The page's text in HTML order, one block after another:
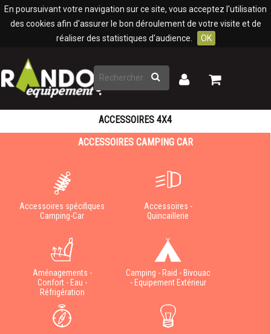
En poursuivant votre navigation sur ce site, vous acceptez l'utilisation
des cookies afin d'assurer le bon déroulement de votre visite et de
réaliser des statistiques d'audience.
OK
Rechercher
Mon
Mon
ACCESSOIRES 4X4
ACCESSOIRES CAMPING CAR
Accessoires spécifiques
Camping-Car
Accessoires -
Quincaillerie
Aménagements -
Confort - Eau -
Réfrigération
Camping - Raid - Bivouac
- Equipement Extérieur
Panneau de gestion des cookies